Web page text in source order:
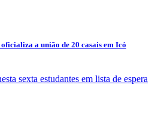
a união de 20 casais em Icó